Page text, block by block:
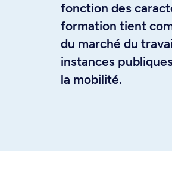
fonction des
formation tient
du marché du
instances
la mobilité.